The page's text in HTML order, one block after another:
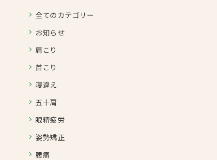
全てのカテゴリー
お知らせ
肩こり
首こり
寝違え
五十肩
眼精疲労
姿勢矯正
腰痛